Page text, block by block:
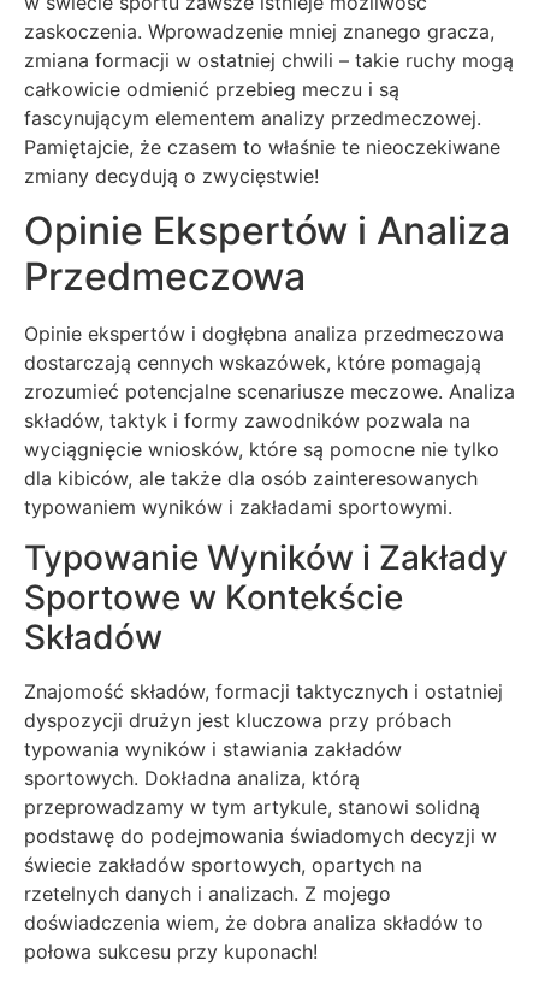
zaskoczenia. Wprowadzenie mniej znanego gracza,
zmiana formacji w ostatniej chwili – takie ruchy mogą
całkowicie odmienić przebieg meczu i są
fascynującym elementem analizy przedmeczowej.
Pamiętajcie, że czasem to właśnie te nieoczekiwane
zmiany decydują o zwycięstwie!
Opinie Ekspertów i Analiza
Przedmeczowa
Opinie ekspertów i dogłębna analiza przedmeczowa
dostarczają cennych wskazówek, które pomagają
zrozumieć potencjalne scenariusze meczowe. Analiza
składów, taktyk i formy zawodników pozwala na
wyciągnięcie wniosków, które są pomocne nie tylko
dla kibiców, ale także dla osób zainteresowanych
typowaniem wyników i zakładami sportowymi.
Typowanie Wyników i Zakłady
Sportowe w Kontekście
Składów
Znajomość składów, formacji taktycznych i ostatniej
dyspozycji drużyn jest kluczowa przy próbach
typowania wyników i stawiania zakładów
sportowych. Dokładna analiza, którą
przeprowadzamy w tym artykule, stanowi solidną
podstawę do podejmowania świadomych decyzji w
świecie zakładów sportowych, opartych na
rzetelnych danych i analizach. Z mojego
doświadczenia wiem, że dobra analiza składów to
połowa sukcesu przy kuponach!